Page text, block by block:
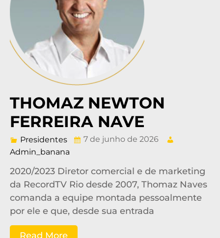
THOMAZ NEWTON
FERREIRA NAVE
Presidentes
7 de junho de 2026
Admin_banana
2020/2023 Diretor comercial e de marketing
da RecordTV Rio desde 2007, Thomaz Naves
comanda a equipe montada pessoalmente
por ele e que, desde sua entrada
Read More